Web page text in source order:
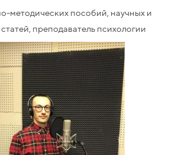
методических пособий, научных и
преподаватель психологии